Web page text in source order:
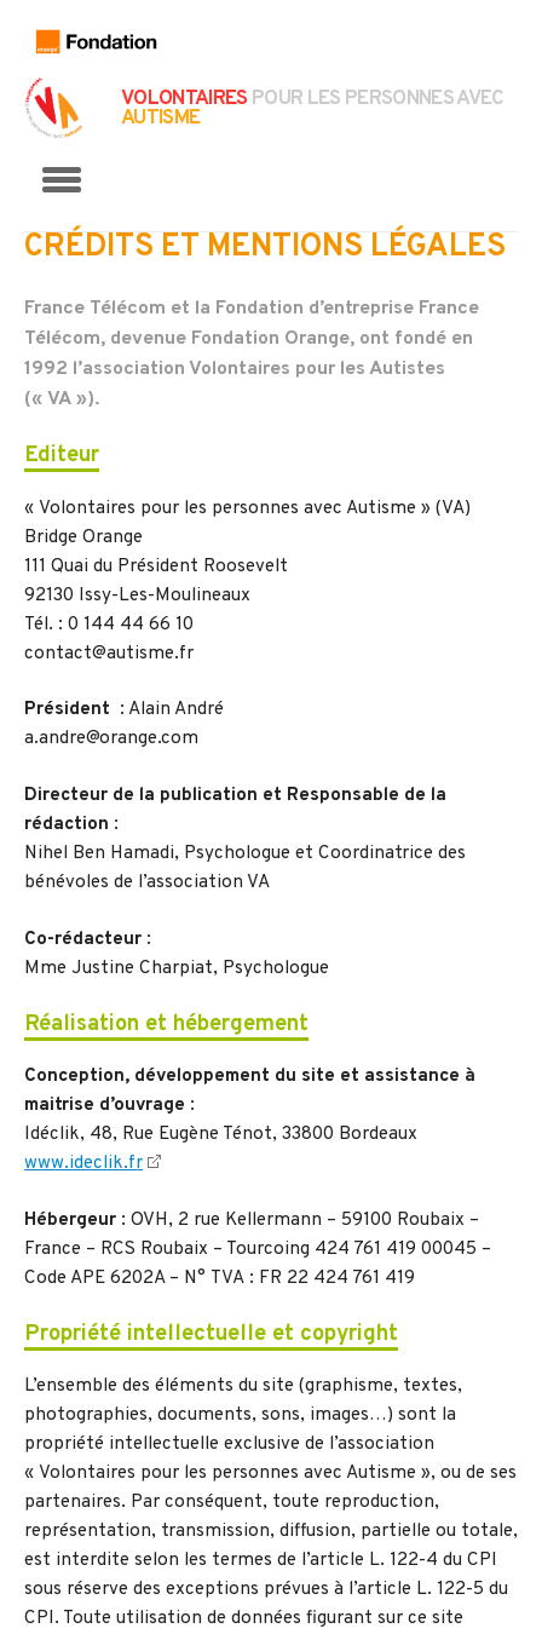
VOLONTAIRES POUR LES PERSONNES AVEC
AUTISME
CRÉDITS ET MENTIONS LÉGALES
France Télécom et la Fondation d’entreprise France
Télécom, devenue Fondation Orange, ont fondé en
1992 l’association Volontaires pour les Autistes
(« VA »).
Editeur
« Volontaires pour les personnes avec Autisme » (VA)
Bridge Orange
111 Quai du Président Roosevelt
92130 Issy-Les-Moulineaux
Tél. : 0 144 44 66 10
contact@autisme.fr
Président : Alain André
a.andre@orange.com
Directeur de la publication et Responsable de la
rédaction :
Nihel Ben Hamadi, Psychologue et Coordinatrice des
bénévoles de l’association VA
Co-rédacteur :
Mme Justine Charpiat, Psychologue
Réalisation et hébergement
Conception, développement du site et assistance à
maitrise d’ouvrage :
Idéclik, 48, Rue Eugène Ténot, 33800 Bordeaux
www.ideclik.fr
Hébergeur : OVH, 2 rue Kellermann – 59100 Roubaix –
France – RCS Roubaix – Tourcoing 424 761 419 00045 –
Code APE 6202A – N° TVA : FR 22 424 761 419
Propriété intellectuelle et copyright
L’ensemble des éléments du site (graphisme, textes,
photographies, documents, sons, images…) sont la
propriété intellectuelle exclusive de l’association
« Volontaires pour les personnes avec Autisme », ou de ses
partenaires. Par conséquent, toute reproduction,
représentation, transmission, diffusion, partielle ou totale,
est interdite selon les termes de l’article L. 122-4 du CPI
sous réserve des exceptions prévues à l’article L. 122-5 du
CPI. Toute utilisation de données figurant sur ce site